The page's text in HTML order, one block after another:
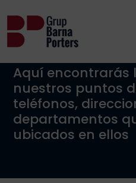
Nuestras
Aquí encontrarás
nuestros puntos
teléfonos,
departamentos
ubicados en ellos